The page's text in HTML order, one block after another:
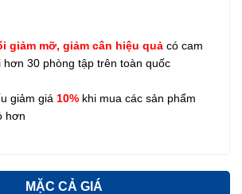
giảm mỡ, giảm cân hiệu quả có cam
30 phòng tập trên toàn quốc
giảm giá 10% khi mua các sản phẩm
hơn
MẶC CẢ GIÁ